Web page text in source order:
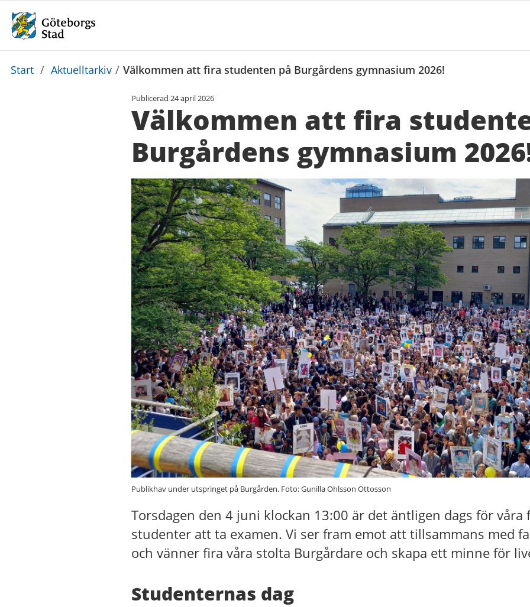
Du
Start / Aktuelltarkiv / Välkommen att fira studenten på Burgårdens gymnasium 2026!
Publicerad 24 april 2026
Välkommen att fira
Burgårdens gymnasium
Publikhav under utspringet på Burgården. Foto: Gunilla Ohlsson Ottosson
Torsdagen den 4 juni klockan 13:00 är det äntligen dags för våra
studenter att ta examen. Vi ser fram emot att tillsammans med
och vänner fira våra stolta Burgårdare och skapa ett minne för
Studenternas dag